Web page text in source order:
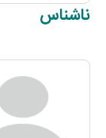
ناشناس